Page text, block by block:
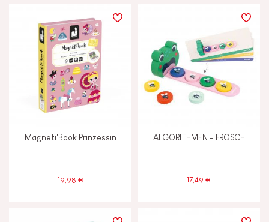
Magneti'Book Prinzessin
19,98 €
ALGORITHMEN - FROSCH
17,49 €